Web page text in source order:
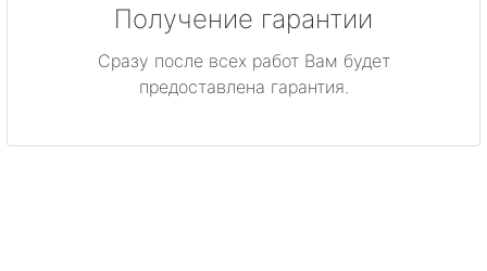
Получение гарантии
Сразу после всех работ Вам будет
предоставлена гарантия.